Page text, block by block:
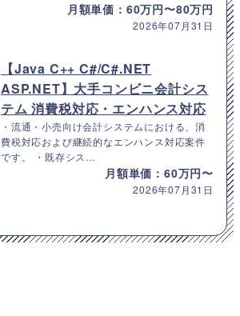
月額単価：60万円〜80万円
2026年07月31日
【Java C++ C#/C#.NET
ASP.NET】大手コンビニ会計シス
テム 消費税対応・エンハンス対応
・流通・小売向け会計システムにおける、消
費税対応および継続的なエンハンス対応案件
です。 ・既存シス...
月額単価：60万円〜
2026年07月31日